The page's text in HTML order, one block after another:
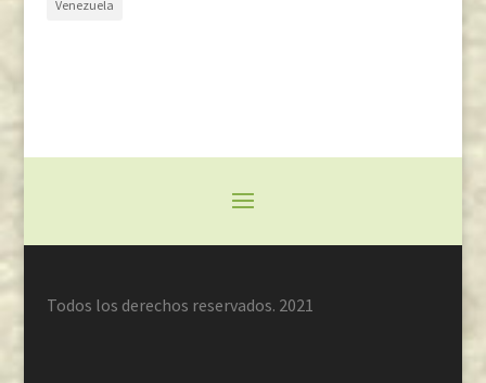
Venezuela
Todos los derechos reservados. 2021